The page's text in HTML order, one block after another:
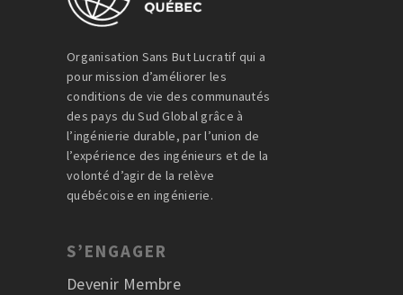
Organisation Sans But Lucratif qui a
pour mission d’améliorer les
conditions de vie des communautés
des pays du Sud Global grâce à
l’ingénierie durable, par l’union de
l’expérience des ingénieurs et de la
volonté d’agir de la relève
québécoise en ingénierie.
S’ENGAGER
Devenir Membre